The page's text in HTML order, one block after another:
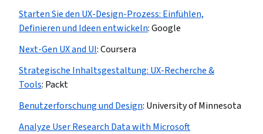
Starten Sie den UX-Design-Prozess: Einfühlen,
Definieren und Ideen entwickeln:Google
Next-Gen UX and UI:Coursera
Strategische Inhaltsgestaltung: UX-Recherche &
Tools: Packt
Benutzerforschung und Design: University of Minnesota
Analyze User Research Data with Microsoft